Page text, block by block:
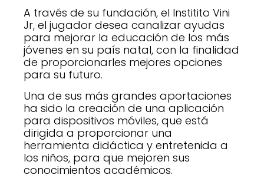
A través de su fundación, el Institito Vini
Jr, el jugador desea canalizar ayudas
para mejorar la educación de los más
jóvenes en su país natal, con la finalidad
de proporcionarles mejores opciones
para su futuro.
Una de sus más grandes aportaciones
ha sido la creación de una aplicación
para dispositivos móviles, que está
dirigida a proporcionar una
herramienta didáctica y entretenida a
los niños, para que mejoren sus
conocimientos académicos.